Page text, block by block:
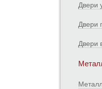
Двери
Двери
Двери